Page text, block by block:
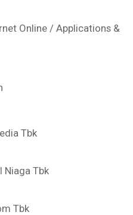
Online / Applications &
Tbk
Niaga Tbk
Tbk